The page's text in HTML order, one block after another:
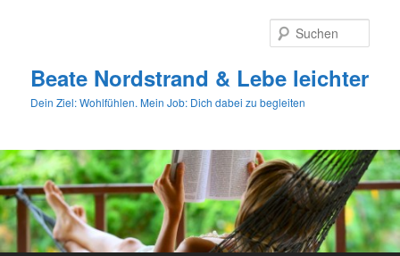
Beate Nordstrand & Lebe leichter
Dein Ziel: Wohlfühlen. Mein Job: Dich dabei zu begleiten